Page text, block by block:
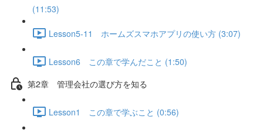
(11:53)
Lesson5-11 ホームズスマホアプリの使い方 (3:07)
Lesson6 この章で学んだこと (1:50)
第2章 管理会社の選び方を知る
Lesson1 この章で学ぶこと (0:56)